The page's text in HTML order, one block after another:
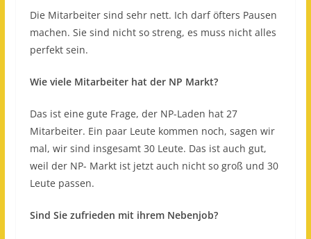
Die Mitarbeiter sind sehr nett. Ich darf öfters Pausen
machen. Sie sind nicht so streng, es muss nicht alles
perfekt sein.
Wie viele Mitarbeiter hat der NP Markt?
Das ist eine gute Frage, der NP-Laden hat 27
Mitarbeiter. Ein paar Leute kommen noch, sagen wir
mal, wir sind insgesamt 30 Leute. Das ist auch gut,
weil der NP- Markt ist jetzt auch nicht so ​​groß und 30
Leute passen.
Sind Sie zufrieden mit ihrem Nebenjob?